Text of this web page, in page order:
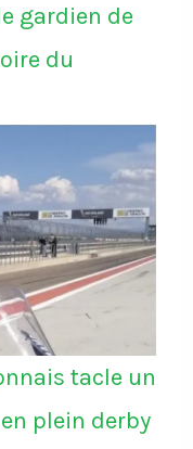
gardien de
du
tacle un
plein derby